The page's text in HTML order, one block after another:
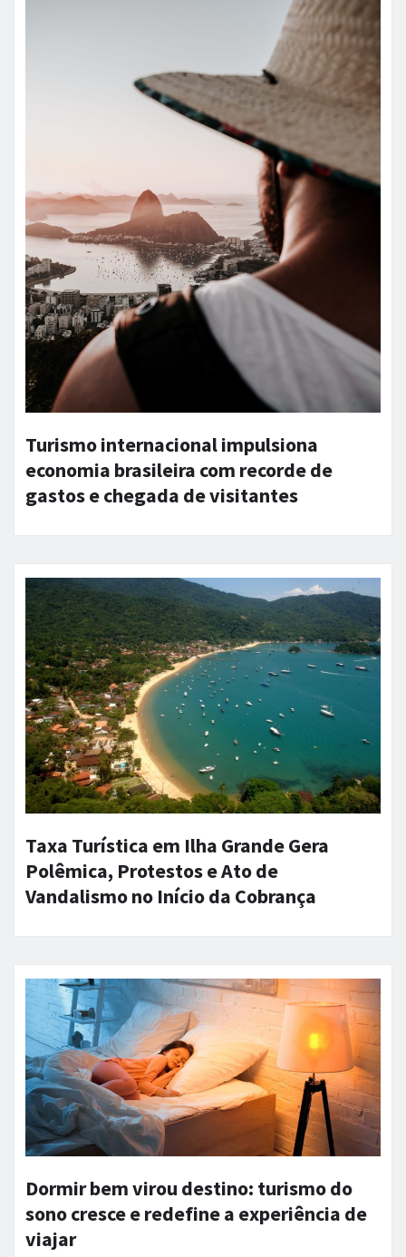
Turismo internacional impulsiona
economia brasileira com recorde de
gastos e chegada de visitantes
Taxa Turística em Ilha Grande Gera
Polêmica, Protestos e Ato de
Vandalismo no Início da Cobrança
Dormir bem virou destino: turismo do
sono cresce e redefine a experiência de
viajar